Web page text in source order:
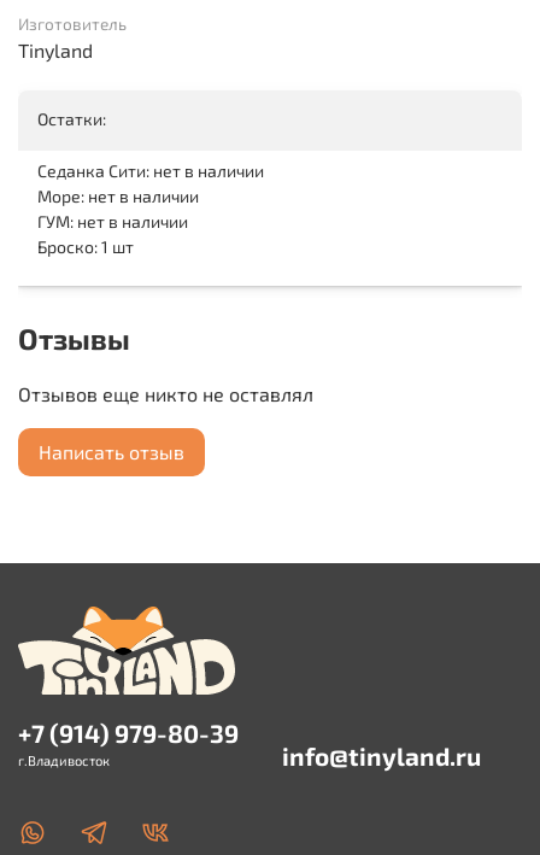
Изготовитель
Tinyland
Остатки:
Седанка Сити: нет в наличии
Море: нет в наличии
ГУМ: нет в наличии
Броско: 1 шт
Отзывы
Отзывов еще никто не оставлял
Написать отзыв
+7 (914) 979-80-39
г.Владивосток info@tinyland.ru